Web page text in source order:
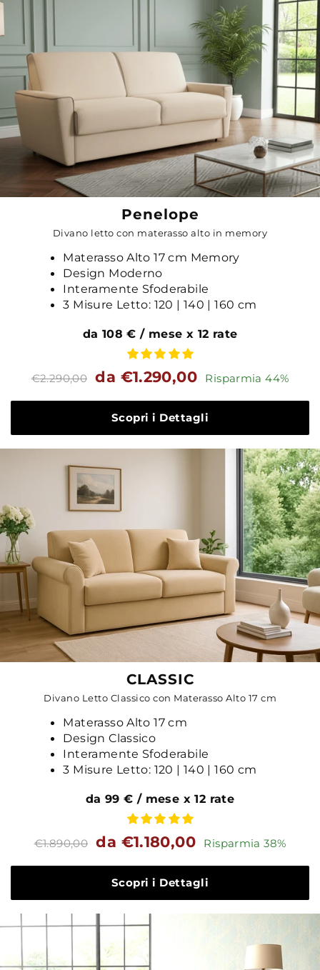
Penelope
Divano letto con materasso alto in memory
Materasso Alto 17 cm Memory
Design Moderno
Interamente Sfoderabile
3 Misure Letto: 120 | 140 | 160 cm
da 108 € / mese x 12 rate
Prezzo
standard
€2.290,00 Prezzo
da €1.290,00 Risparmia 44%
Scopri i Dettagli
CLASSIC
Divano Letto Classico con Materasso Alto 17 cm
Materasso Alto 17 cm
Design Classico
Interamente Sfoderabile
3 Misure Letto: 120 | 140 | 160 cm
da 99 € / mese x 12 rate
Prezzo
standard
€1.890,00 Prezzo
da €1.180,00 Risparmia 38%
Scopri i Dettagli